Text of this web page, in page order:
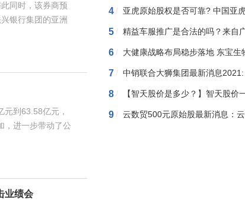
同时，该券商预
银行集团的亚洲
到63.58亿元，
，进一步带动了公
业绩会
4 /
5 /
6 /
7 /
8 /
9 /